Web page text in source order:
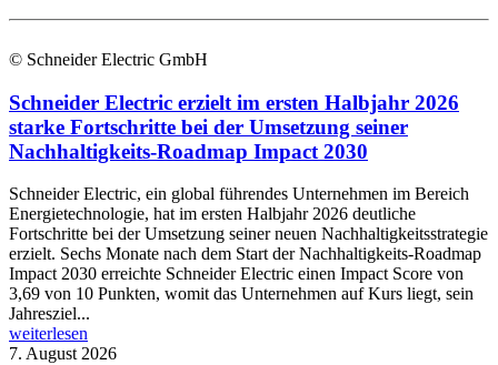
© Schneider Electric GmbH
Schneider Electric erzielt im ersten Halbjahr 2026
starke Fortschritte bei der Umsetzung seiner
Nachhaltigkeits-Roadmap Impact 2030
Schneider Electric, ein global führendes Unternehmen im Bereich
Energietechnologie, hat im ersten Halbjahr 2026 deutliche
Fortschritte bei der Umsetzung seiner neuen Nachhaltigkeitsstrategie
erzielt. Sechs Monate nach dem Start der Nachhaltigkeits-Roadmap
Impact 2030 erreichte Schneider Electric einen Impact Score von
3,69 von 10 Punkten, womit das Unternehmen auf Kurs liegt, sein
Jahresziel...
weiterlesen
7. August 2026